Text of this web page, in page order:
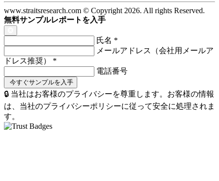
www.straitsresearch.com © Copyright 2026. All rights Reserved.
無料サンプルレポートを入手
氏名 *
メールアドレス（会社用メールア
ドレス推奨） *
電話番号
🔒 当社はお客様のプライバシーを尊重します。お客様の情報
は、当社のプライバシーポリシーに従って安全に処理されま
す。